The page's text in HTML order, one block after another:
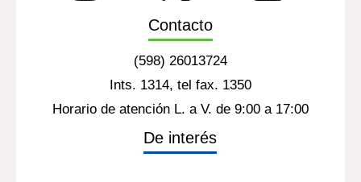
Contacto
(598) 26013724
Ints. 1314, tel fax. 1350
Horario de atención L. a V. de 9:00 a 17:00
De interés